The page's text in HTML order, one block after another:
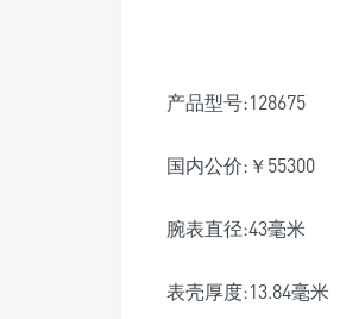
产品型号:128675
国内公价:￥55300
腕表直径:43毫米
表壳厚度:13.84毫米